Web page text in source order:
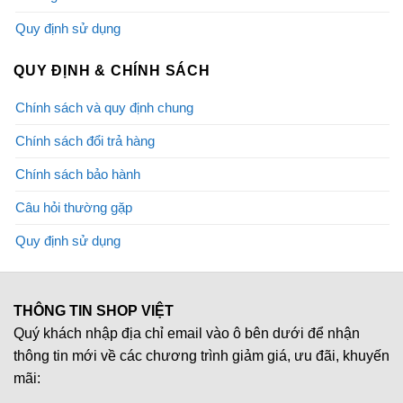
Quy định sử dụng
QUY ĐỊNH & CHÍNH SÁCH
Chính sách và quy định chung
Chính sách đổi trả hàng
Chính sách bảo hành
Câu hỏi thường gặp
Quy định sử dụng
THÔNG TIN SHOP VIỆT
Quý khách nhập địa chỉ email vào ô bên dưới để nhận
thông tin mới về các chương trình giảm giá, ưu đãi, khuyến
mãi: